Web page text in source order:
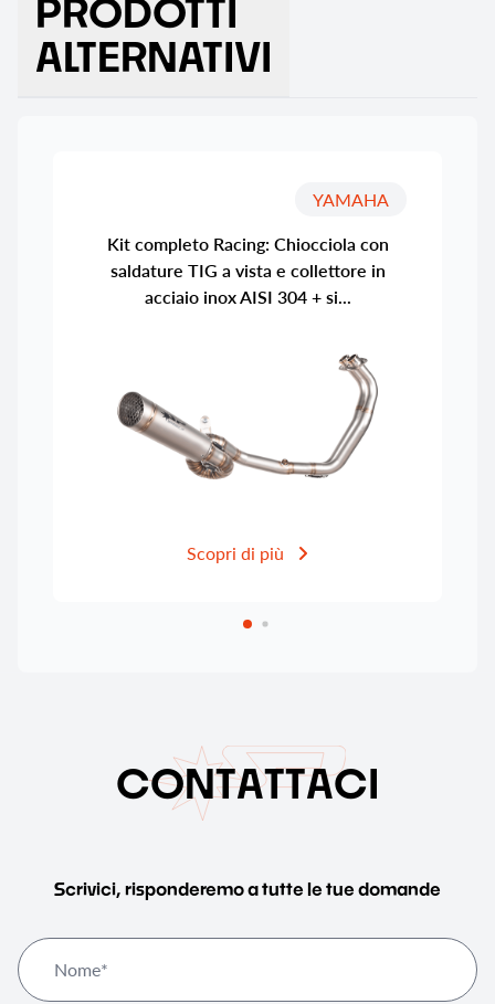
PRODOTTI
ALTERNATIVI
YAMAHA
Kit completo Racing: Chiocciola con
saldature TIG a vista e collettore in
acciaio inox AISI 304 + si...
Scopri di più
CONTATTACI
Scrivici, risponderemo a tutte le tue domande